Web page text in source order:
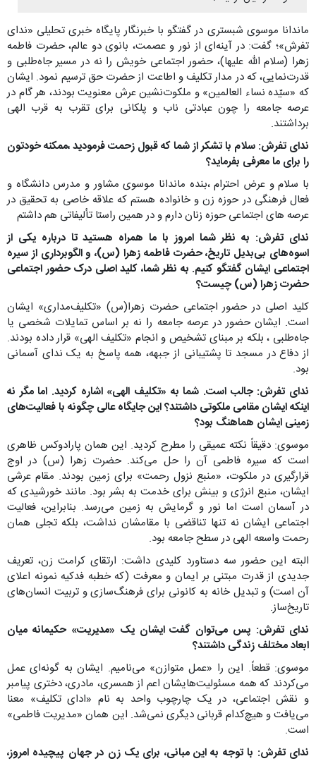
ماندانا موسوی شبستری در گفتگو با خبرنگار پایگاه خبری تحلیلی «ندای
تفرش»؛ گفت: در آینه‌ای از نور و عصمت، بانوی دو عالم، حضرت فاطمه
زهرا (سلام الله علیها)، حضور اجتماعی خویش را نه در مسیر جاه‌طلبی و
قدرت‌نمایی، که در مدار تکلیف و اطاعت از حضرت حق ترسیم نمود. ایشان
که «سیّده نساء العالمین» و ملکوت‌نشین عرش معنویت بودند، هر گام در
عرصه جامعه را چون عبادتی ناب و پلکانی برای تقرب به قرب الهی
برداشتند.
ندای تفرش: سلام با تشکر از شما که قبول زحمت فرمودید ،ممکنه خودتون
را برای ما معرفی بفرماید؟
با سلام و عرض احترام ،بنده ماندانا موسوی مشاور و مدرس دانشگاه و
فعال فرهنگی در حوزه زن و خانواده هستم که علاقه خاصی به تحقیق در
عرصه های اجتماعی حوزه زنان دارم و در همین راستا تألیفاتی هم داشتم
ندای تفرش: به نظر شما امروز با ما همراه هستید تا درباره یکی از
اسوه‌های بی‌بدیل تاریخ، حضرت فاطمه زهرا (س)، و الگوبرداری از سیره
اجتماعی ایشان گفتگو کنیم. به نظر شما، کلید اصلی درک حضور اجتماعی
حضرت زهرا (س) چیست؟
کلید اصلی در حضور اجتماعی حضرت زهرا(س) «تکلیف‌مداری» ایشان
است. ایشان حضور در عرصه جامعه را نه بر اساس تمایلات شخصی یا
جاه‌طلبی ، بلکه بر مبنای تشخیص و انجام «تکلیف الهی» قرار داده بودند.
از دفاع در مسجد تا پشتیبانی از جبهه، همه پاسخ به یک ندای آسمانی
بود.
ندای تفرش: جالب است. شما به «تکلیف الهی» اشاره کردید. اما مگر نه
اینکه ایشان مقامی ملکوتی داشتند؟ این جایگاه عالی چگونه با فعالیت‌های
زمینی ایشان هماهنگ بود؟
موسوی: دقیقاً نکته عمیقی را مطرح کردید. این همان پارادوکس ظاهری
است که سیره فاطمی آن را حل می‌کند. حضرت زهرا (س) در اوج
قرارگیری در ملکوت، «منبع نزول رحمت» برای زمین بودند. مقام عرشی
ایشان، منبع انرژی و بینش برای خدمت به بشر بود. مانند خورشیدی که
در آسمان است اما نور و گرمایش به زمین می‌رسد. بنابراین، فعالیت
اجتماعی ایشان نه تنها تناقضی با مقامشان نداشت، بلکه تجلی همان
رحمت واسعه الهی در سطح جامعه بود.
البته این حضور سه دستاورد کلیدی داشت: ارتقای کرامت زن، تعریف
جدیدی از قدرت مبتنی بر ایمان و معرفت (که خطبه فدکیه نمونه اعلای
آن است) و تبدیل خانه به کانونی برای فرهنگ‌سازی و تربیت انسان‌های
تاریخ‌ساز.
ندای تفرش: پس می‌توان گفت ایشان یک «مدیریت» حکیمانه میان
ابعاد مختلف زندگی داشتند؟
موسوی: قطعاً. این را «عمل متوازن» می‌نامیم. ایشان به گونه‌ای عمل
می‌کردند که همه مسئولیت‌هایشان اعم از همسری، مادری، دختری پیامبر
و نقش اجتماعی، در یک چارچوب واحد به نام «ادای تکلیف» معنا
می‌یافت و هیچ‌کدام قربانی دیگری نمی‌شد. این همان «مدیریت فاطمی»
است.
ندای تفرش: با توجه به این مبانی، برای یک زن در جهان پیچیده امروز،